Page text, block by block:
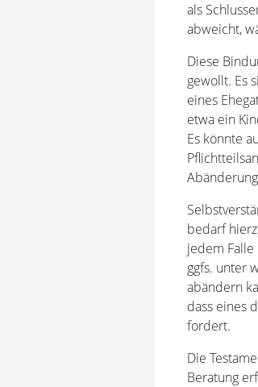
als
abweicht,
Diese
gewollt. Es
eines
etwa ein
Es könnte
bedarf
jedem
ggfs. unter
abändern
dass eines
fordert.
Die
Beratung